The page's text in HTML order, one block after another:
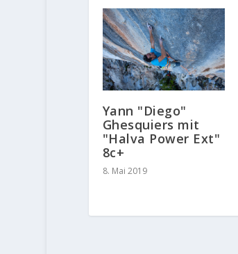
Yann "Diego"
Ghesquiers mit
"Halva Power Ext"
8c+
8. Mai 2019